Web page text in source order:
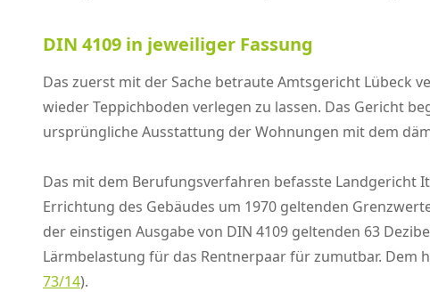
DIN 4109 in jeweiliger Fassung
Das zuerst mit der Sache betraute Amtsgericht Lübeck
wieder Teppichboden verlegen zu lassen. Das Gericht
ursprüngliche Ausstattung der Wohnungen mit dem
Das mit dem Berufungsverfahren befasste Landgericht
Errichtung des Gebäudes um 1970 geltenden
der einstigen Ausgabe von DIN 4109 geltenden 63
Lärmbelastung für das Rentnerpaar für zumutbar. Dem
73/14).